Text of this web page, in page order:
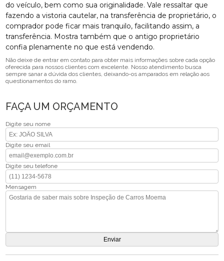
do veículo, bem como sua originalidade. Vale ressaltar que
fazendo a vistoria cautelar, na transferência de proprietário, o
comprador pode ficar mais tranquilo, facilitando assim, a
transferência. Mostra também que o antigo proprietário
confia plenamente no que está vendendo.
Não deixe de entrar em contato para obter mais informações sobre cada opção
oferecida para nossos clientes com excelente. Nosso atendimento busca
sempre sanar a dúvida dos clientes, deixando-os amparados em relação aos
questionamentos do ramo.
FAÇA UM ORÇAMENTO
Digite seu nome
Digite seu email
Digite seu telefone
Mensagem